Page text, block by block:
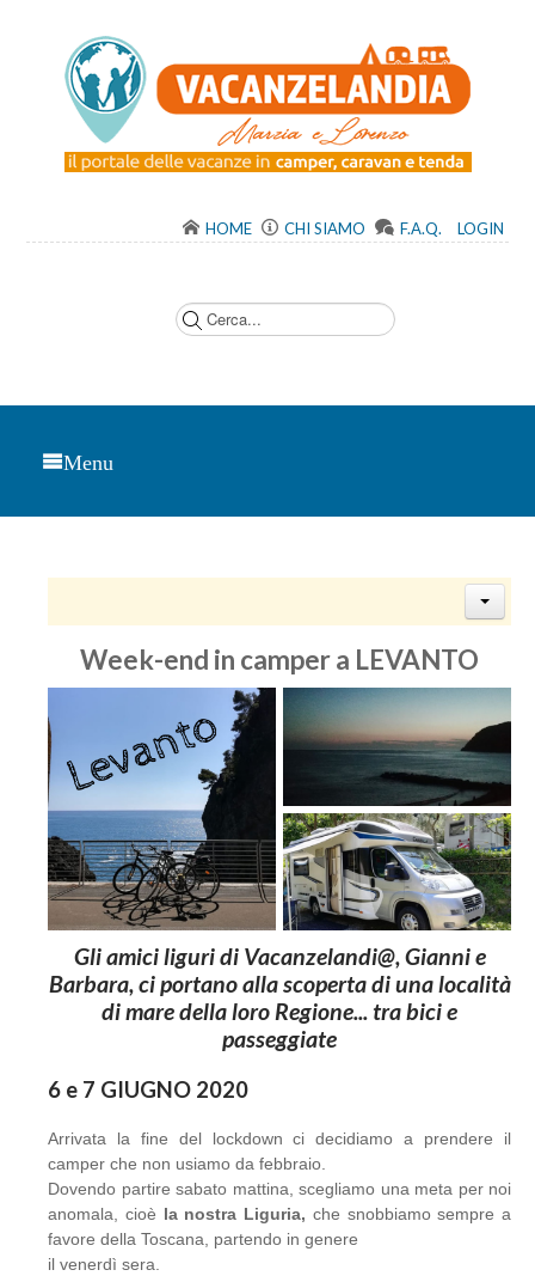
HOME CHI SIAMO F.A.Q. LOGIN
Menu
Week-end in camper a LEVANTO
Gli amici liguri di Vacanzelandi@, Gianni e
Barbara, ci portano alla scoperta di una località
di mare della loro Regione... tra bici e
passeggiate
6 e 7 GIUGNO 2020
Arrivata la fine del lockdown ci decidiamo a prendere il
camper che non usiamo da febbraio.
Dovendo partire sabato mattina, scegliamo una meta per noi
anomala, cioè la nostra Liguria, che snobbiamo sempre a
favore della Toscana, partendo in genere
il venerdì sera.